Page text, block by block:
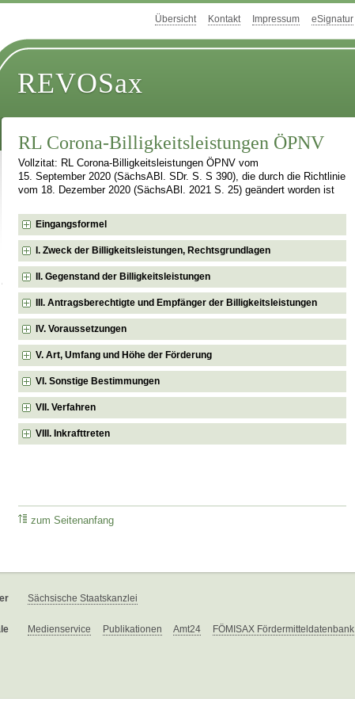
Übersicht Kontakt Impressum eSignatur
REVOSax
RL Corona-Billigkeitsleistungen ÖPNV
Vollzitat: RL Corona-Billigkeitsleistungen ÖPNV vom
15. September 2020 (SächsABl. SDr. S. S 390), die durch die Richtlinie
vom 18. Dezember 2020 (SächsABl. 2021 S. 25) geändert worden ist
Eingangsformel
I. Zweck der Billigkeitsleistungen, Rechtsgrundlagen
II. Gegenstand der Billigkeitsleistungen
III. Antragsberechtigte und Empfänger der Billigkeitsleistungen
IV. Voraussetzungen
V. Art, Umfang und Höhe der Förderung
VI. Sonstige Bestimmungen
VII. Verfahren
VIII. Inkrafttreten
zum Seitenanfang
Sächsische Staatskanzlei
Medienservice Publikationen Amt24 FÖMISAX Fördermitteldatenbank